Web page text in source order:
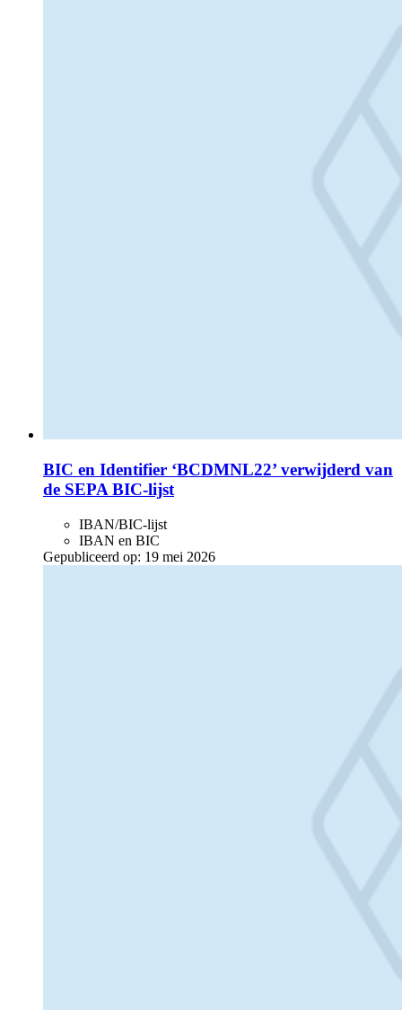
BIC en Identifier ‘BCDMNL22’ verwijderd van
de SEPA BIC-lijst
IBAN/BIC-lijst
IBAN en BIC
Gepubliceerd op: 19 mei 2026